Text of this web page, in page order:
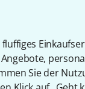
Sie der